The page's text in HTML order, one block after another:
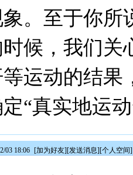
。至于你所
候，我们关
运动的结果
“真实地运
03 18:06 [加为好友][发送消息][个人空间]